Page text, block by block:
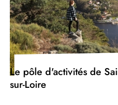
Le pôle d'activités de
sur-Loire